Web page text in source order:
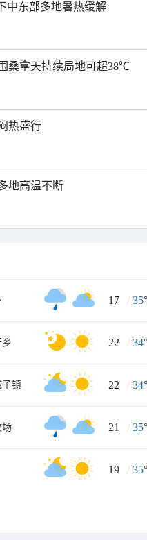
中东部多地暑热缓解
桑拿天持续局地可超38℃
热盛行
地高温不断
17 / 35
22 / 34
子镇 22 / 34
场 21 / 35
19 / 35